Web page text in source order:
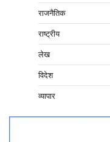
राजनैतिक
राष्ट्रीय
लेख
विदेश
व्यापार